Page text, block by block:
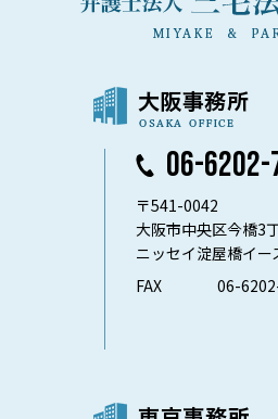
06-6202-
〒541-0042
大阪市中央区今橋3
ニッセイ淀屋橋イー
FAX
06-